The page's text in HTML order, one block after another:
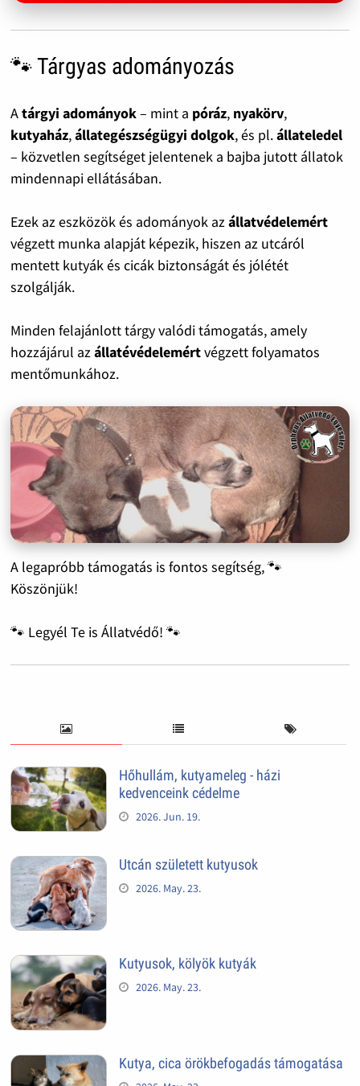
🐾 Tárgyas adományozás
Atárgyi adományok– mint a póráz, nyakörv,
kutyaház,állategészségügyi dolgok, és pl.állateledel
– közvetlen segítséget jelentenek a bajba jutott állatok
mindennapi ellátásában.
Ezek az eszközök és adományok az állatvédelemért
végzett munka alapját képezik, hiszen az utcáról
mentett kutyák és cicák biztonságát és jólétét
szolgálják.
Minden felajánlott tárgy valódi támogatás, amely
hozzájárul az állatévédelemértvégzett folyamatos
mentőmunkához.
A legapróbb támogatás is fontos segítség, 🐾
Köszönjük!
🐾 Legyél Te is Állatvédő! 🐾
Hőhullám, kutyameleg - házi
kedvenceink cédelme
2026. Jun. 19.
Utcán született kutyusok
2026. May. 23.
Kutyusok, kölyök kutyák
2026. May. 23.
Kutya, cica örökbefogadás támogatása